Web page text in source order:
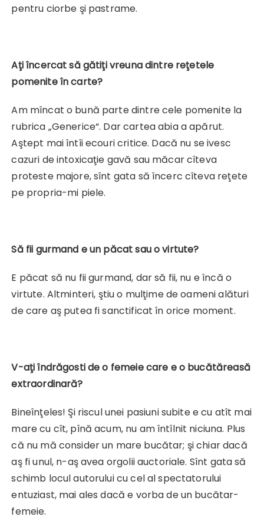
pentru ciorbe şi pastrame.
Aţi încercat să gătiţi vreuna dintre reţetele
pomenite în carte?
Am mîncat o bună parte dintre cele pomenite la
rubrica „Generice“. Dar cartea abia a apărut.
Aştept mai întîi ecouri critice. Dacă nu se ivesc
cazuri de intoxicaţie gavă sau măcar cîteva
proteste majore, sînt gata să încerc cîteva reţete
pe propria-mi piele.
Să fii gurmand e un păcat sau o virtute?
E păcat să nu fii gurmand, dar să fii, nu e încă o
virtute. Altminteri, ştiu o mulţime de oameni alături
de care aş putea fi sanctificat în orice moment.
V-aţi îndrăgosti de o femeie care e o bucătăreasă
extraordinară?
Bineînţeles! Şi riscul unei pasiuni subite e cu atît mai
mare cu cît, pînă acum, nu am întîlnit niciuna. Plus
că nu mă consider un mare bucătar; şi chiar dacă
aş fi unul, n-aş avea orgolii auctoriale. Sînt gata să
schimb locul autorului cu cel al spectatorului
entuziast, mai ales dacă e vorba de un bucătar-
femeie.